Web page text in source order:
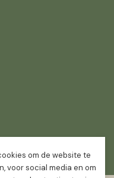
om de website te
voor social media en om